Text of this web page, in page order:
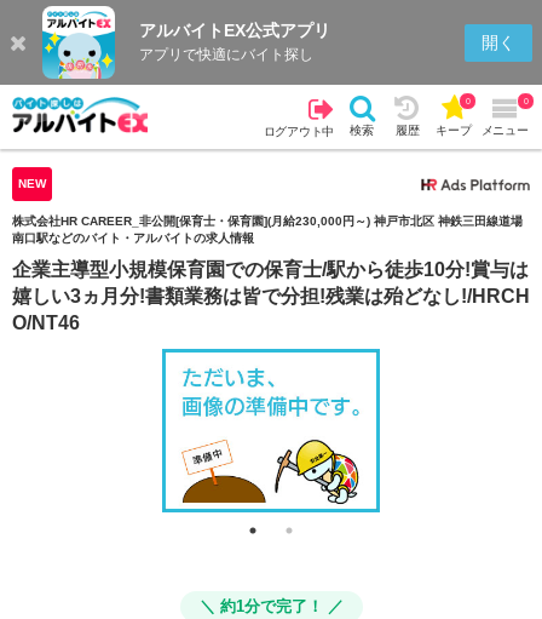
アルバイトEX公式アプリ
アプリで快適にバイト探し
開く
ログアウト中 検索 履歴 キープ
0
メニュー
0
検索 履歴
NEW
株式会社HR CAREER_非公開[保育士・保育園](月給230,000円～) 神戸市北区 神鉄三田線道場
南口駅などのバイト・アルバイトの求人情報
企業主導型小規模保育園での保育士/駅から徒歩10分!賞与は
嬉しい3ヵ月分!書類業務は皆で分担!残業は殆どなし!/HRCH
O/NT46
＼ 約1分で完了！ ／